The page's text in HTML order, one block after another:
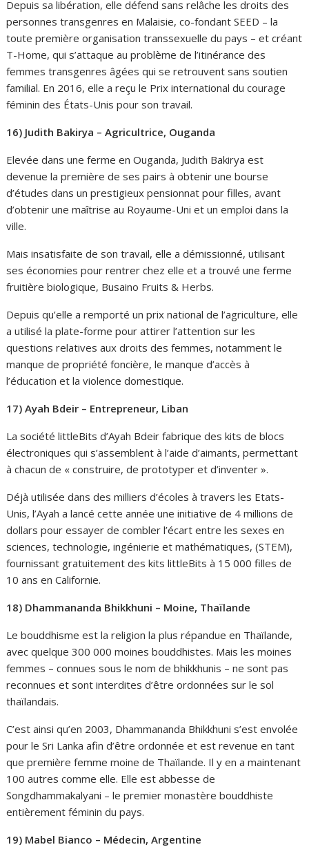
Depuis sa libération, elle défend sans relâche les droits des
personnes transgenres en Malaisie, co-fondant SEED – la
toute première organisation transsexuelle du pays – et créant
T-Home, qui s’attaque au problème de l’itinérance des
femmes transgenres âgées qui se retrouvent sans soutien
familial. En 2016, elle a reçu le Prix international du courage
féminin des États-Unis pour son travail.
16) Judith Bakirya – Agricultrice, Ouganda
Elevée dans une ferme en Ouganda, Judith Bakirya est
devenue la première de ses pairs à obtenir une bourse
d’études dans un prestigieux pensionnat pour filles, avant
d’obtenir une maîtrise au Royaume-Uni et un emploi dans la
ville.
Mais insatisfaite de son travail, elle a démissionné, utilisant
ses économies pour rentrer chez elle et a trouvé une ferme
fruitière biologique, Busaino Fruits & Herbs.
Depuis qu’elle a remporté un prix national de l’agriculture, elle
a utilisé la plate-forme pour attirer l’attention sur les
questions relatives aux droits des femmes, notamment le
manque de propriété foncière, le manque d’accès à
l’éducation et la violence domestique.
17) Ayah Bdeir – Entrepreneur, Liban
La société littleBits d’Ayah Bdeir fabrique des kits de blocs
électroniques qui s’assemblent à l’aide d’aimants, permettant
à chacun de « construire, de prototyper et d’inventer ».
Déjà utilisée dans des milliers d’écoles à travers les Etats-
Unis, l’Ayah a lancé cette année une initiative de 4 millions de
dollars pour essayer de combler l’écart entre les sexes en
sciences, technologie, ingénierie et mathématiques, (STEM),
fournissant gratuitement des kits littleBits à 15 000 filles de
10 ans en Californie.
18) Dhammananda Bhikkhuni – Moine, Thaïlande
Le bouddhisme est la religion la plus répandue en Thaïlande,
avec quelque 300 000 moines bouddhistes. Mais les moines
femmes – connues sous le nom de bhikkhunis – ne sont pas
reconnues et sont interdites d’être ordonnées sur le sol
thaïlandais.
C’est ainsi qu’en 2003, Dhammananda Bhikkhuni s’est envolée
pour le Sri Lanka afin d’être ordonnée et est revenue en tant
que première femme moine de Thaïlande. Il y en a maintenant
100 autres comme elle. Elle est abbesse de
Songdhammakalyani – le premier monastère bouddhiste
entièrement féminin du pays.
19) Mabel Bianco – Médecin, Argentine